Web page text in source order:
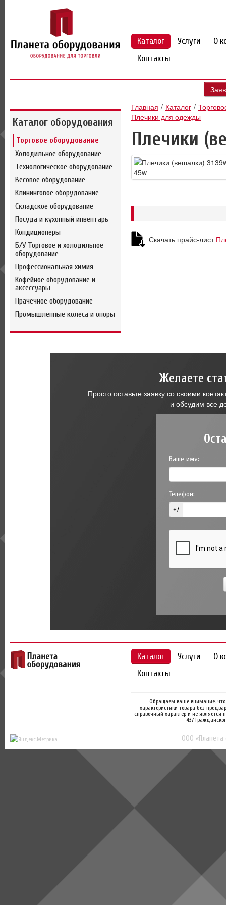
Каталог Услуги
О
Контакты
Каталог оборудования
Торговое оборудование
Холодильное оборудование
Технологическое оборудование
Весовое оборудование
Клининговое оборудование
Складское оборудование
Посуда и кухонный инвентарь
Кондиционеры
Б/У Торговое и холодильное
оборудование
Профессиональная химия
Кофейное оборудование и
аксессуары
Прачечное оборудование
Промышленные колеса и опоры
Главная Каталог
Плечики для одежды
Плечики
Скачать прайс-лист
Желаете
Просто оставьте заявку со своими
и обсудим все
Ваше имя:
Телефон:
+7
Каталог Услуги
О
Контакты
Обращаем ваше внимание, что
характеристики товара без
справочный характер и не
437
ООО